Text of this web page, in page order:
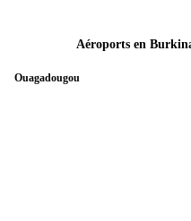
Aéroports en
Ouagadougou